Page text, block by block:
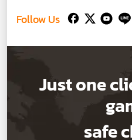
Follow Us
Just one
safe